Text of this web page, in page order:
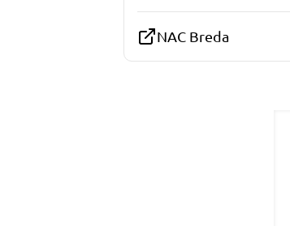
NAC Breda